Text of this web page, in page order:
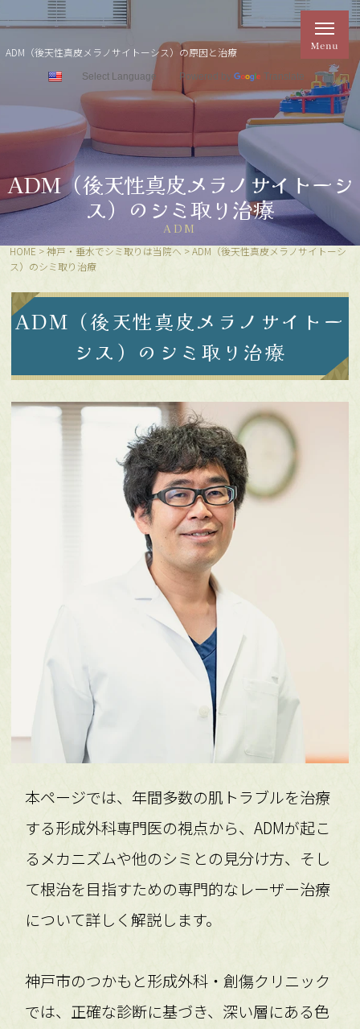
ADM（後天性真皮メラノサイトーシス）の原因と治療
Powered by Translate
ADM（後天性真皮メラノサイトーシ
ス）のシミ取り治療
ADM
HOME >神戸・垂水でシミ取りは当院へ >ADM（後天性真皮メラノサイトーシ
ス）のシミ取り治療
ADM（後天性真皮メラノサイトー
シス）のシミ取り治療
本ページでは、年間多数の肌トラブルを治療
する形成外科専門医の視点から、ADMが起こ
るメカニズムや他のシミとの見分け方、そし
て根治を目指すための専門的なレーザー治療
について詳しく解説します。
神戸市のつかもと形成外科・創傷クリニック
では、正確な診断に基づき、深い層にある色